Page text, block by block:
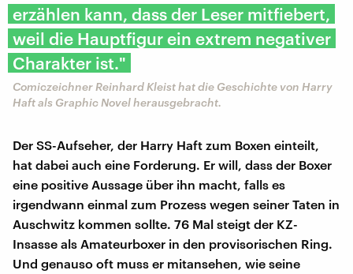
erzählen kann, dass der Leser mitfiebert,
weil die Hauptfigur ein extrem negativer
Charakter ist."
Comiczeichner Reinhard Kleist hat die Geschichte von Harry
Haft als Graphic Novel herausgebracht.
Der SS-Aufseher, der Harry Haft zum Boxen einteilt,
hat dabei auch eine Forderung. Er will, dass der Boxer
eine positive Aussage über ihn macht, falls es
irgendwann einmal zum Prozess wegen seiner Taten in
Auschwitz kommen sollte. 76 Mal steigt der KZ-
Insasse als Amateurboxer in den provisorischen Ring.
Und genauso oft muss er mitansehen, wie seine